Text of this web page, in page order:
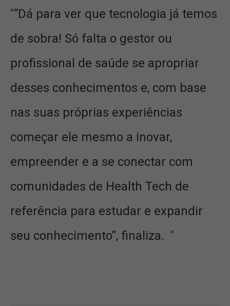
“Dá para ver que tecnologia já temos
de sobra! Só falta o gestor ou
profissional de saúde se apropriar
desses conhecimentos e, com base
nas suas próprias experiências
começar ele mesmo a inovar,
empreender e a se conectar com
comunidades de Health Tech de
referência para estudar e expandir
seu conhecimento”, finaliza.